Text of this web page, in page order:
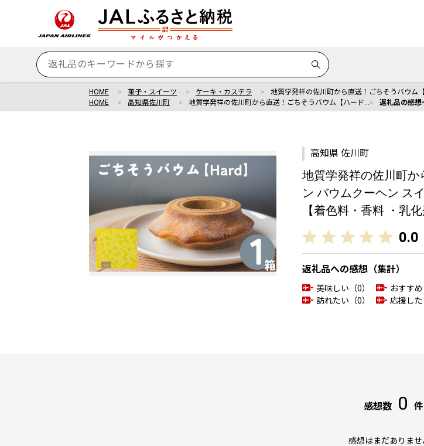
HOME 菓子・スイーツ ケーキ・カステラ 地質学発祥の佐川町から直送！ごちそうバウム
HOME
高知県佐川町 地質学発祥の佐川町から直送！ごちそうバウム【ハード… 返礼品の感想
高知県 佐川町
地質学発祥の佐川町か
ン バウムクーヘン ス
【着色料・香料 ・乳
0.0
返礼品への感想（集計）
美味しい（0） おすすめ
訪れたい（0）
応援した
感想数 0 件
感想はまだありませ